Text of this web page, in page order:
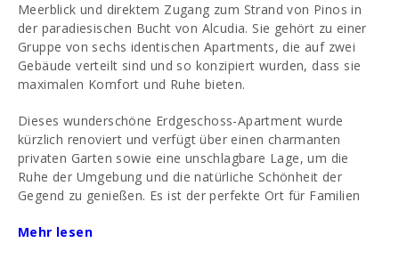
Meerblick und direktem Zugang zum Strand von Pinos in
der paradiesischen Bucht von Alcudia. Sie gehört zu einer
Gruppe von sechs identischen Apartments, die auf zwei
Gebäude verteilt sind und so konzipiert wurden, dass sie
maximalen Komfort und Ruhe bieten.
Dieses wunderschöne Erdgeschoss-Apartment wurde
kürzlich renoviert und verfügt über einen charmanten
privaten Garten sowie eine unschlagbare Lage, um die
Ruhe der Umgebung und die natürliche Schönheit der
Gegend zu genießen. Es ist der perfekte Ort für Familien
sein, und gleichzeitig eine große Auswahl an Attraktionen
Mehr lesen